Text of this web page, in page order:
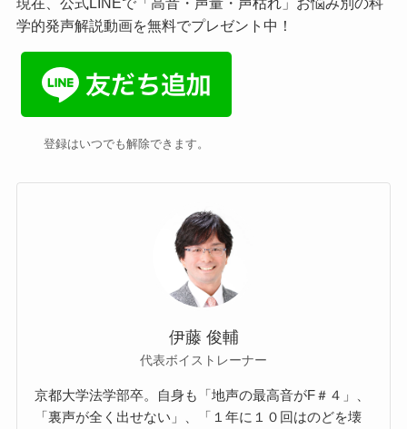
学的発声解説動画を無料でプレゼント中！
登録はいつでも解除できます。
伊藤 俊輔
代表ボイストレーナー
京都大学法学部卒。自身も「地声の最高音がF＃４」、
「裏声が全く出せない」、「１年に１０回はのどを壊